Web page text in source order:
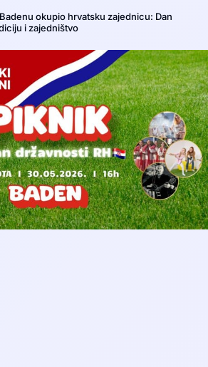
okupio hrvatsku zajednicu: Dan
i zajedništvo